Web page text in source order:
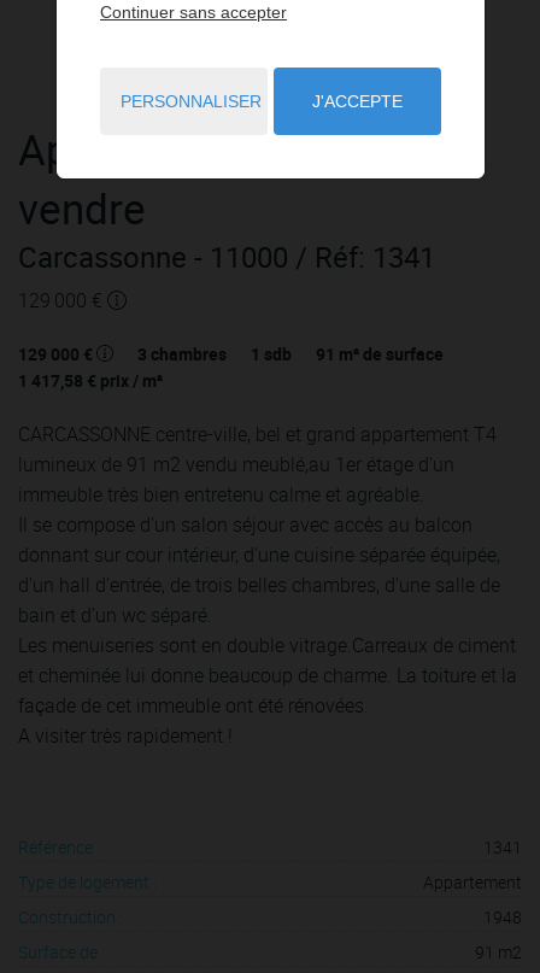
Appartement 4 pièces
vendre
Carcassonne - 11000 / Réf: 1341
129 000 €
129 000 € 3 chambres 1 sdb 91 m² de surface
1 417,58 € prix / m²
CARCASSONNE centre-ville, bel et grand appartement T4
lumineux de 91 m2 vendu meublé,au 1er étage d'un
immeuble très bien entretenu calme et agréable.
Il se compose d'un salon séjour avec accès au balcon
donnant sur cour intérieur, d'une cuisine séparée équipée,
d'un hall d'entrée, de trois belles chambres, d'une salle de
bain et d'un wc séparé.
Les menuiseries sont en double vitrage.Carreaux de ciment
et cheminée lui donne beaucoup de charme. La toiture et la
façade de cet immeuble ont été rénovées.
A visiter très rapidement !
Référence :
1341
Type de logement :
Appartement
Construction :
1948
Surface de :
91 m2
Continuer sans accepter
PERSONNALISER J'ACCEPTE